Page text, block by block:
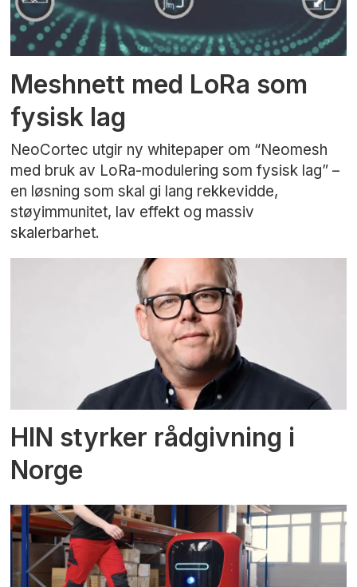
Meshnett med LoRa som
fysisk lag
NeoCortec utgir ny whitepaper om “Neomesh
med bruk av LoRa-modulering som fysisk lag” –
en løsning som skal gi lang rekkevidde,
støyimmunitet, lav effekt og massiv
skalerbarhet.
HIN styrker rådgivning i
Norge